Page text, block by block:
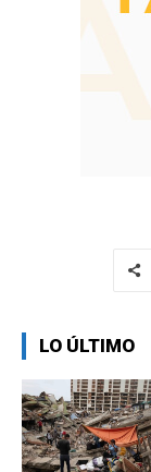
LO ÚLTIMO